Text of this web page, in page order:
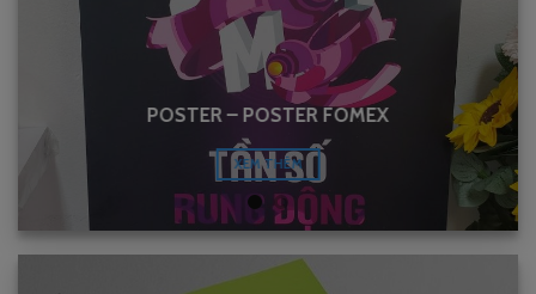
POSTER – POSTER FOMEX
XEM THÊM